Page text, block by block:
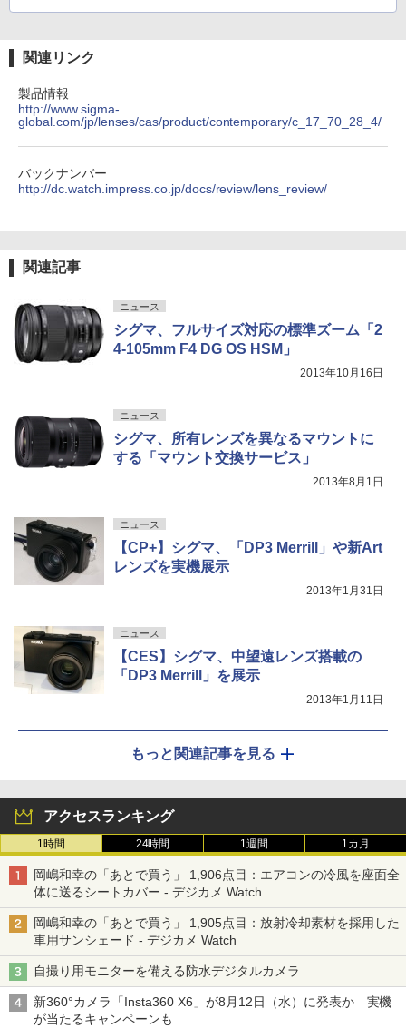
関連リンク
製品情報
http://www.sigma-
global.com/jp/lenses/cas/product/contemporary/c_17_70_28_4/
バックナンバー
http://dc.watch.impress.co.jp/docs/review/lens_review/
関連記事
ニュース
シグマ、フルサイズ対応の標準ズーム「2
4-105mm F4 DG OS HSM」
2013年10月16日
ニュース
シグマ、所有レンズを異なるマウントに
する「マウント交換サービス」
2013年8月1日
ニュース
【CP+】シグマ、「DP3 Merrill」や新Art
レンズを実機展示
2013年1月31日
ニュース
【CES】シグマ、中望遠レンズ搭載の
「DP3 Merrill」を展示
2013年1月11日
もっと関連記事を見る
アクセスランキング
1時間 24時間 1週間 1カ月
岡嶋和幸の「あとで買う」 1,906点目：エアコンの冷風を座面全
体に送るシートカバー - デジカメ Watch
岡嶋和幸の「あとで買う」 1,905点目：放射冷却素材を採用した
車用サンシェード - デジカメ Watch
自撮り用モニターを備える防水デジタルカメラ
新360°カメラ「Insta360 X6」が8月12日（水）に発表か 実機
が当たるキャンペーンも